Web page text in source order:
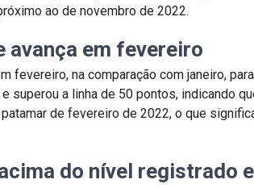
ao de novembro de 2022.
avança em fevereiro
fevereiro, na comparação com janeiro,
superou a linha de 50 pontos, indicando
de fevereiro de 2022, o que
do nível registrado